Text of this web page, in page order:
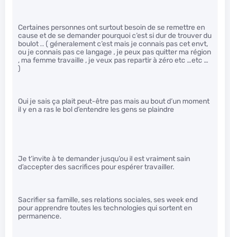
Certaines personnes ont surtout besoin de se remettre en
cause et de se demander pourquoi c’est si dur de trouver du
boulot .. ( géneralement c’est mais je connais pas cet envt,
ou je connais pas ce langage , je peux pas quitter ma région
, ma femme travaille , je veux pas repartir à zéro etc …etc …
)
Oui je sais ça plait peut-être pas mais au bout d’un moment
il y en a ras le bol d’entendre les gens se plaindre
Je t’invite à te demander jusqu’ou il est vraiment sain
d’accepter des sacrifices pour espérer travailler.
Sacrifier sa famille, ses relations sociales, ses week end
pour apprendre toutes les technologies qui sortent en
permanence.